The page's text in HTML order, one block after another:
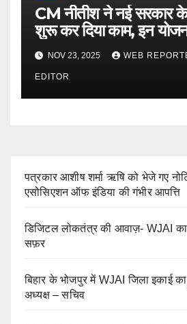
CM नीतीश ने नई सरकार
शुरू कर दिया काम, इन
जायजा
NOV 23, 2025 WEB
EDITOR
पत्रकार आशीष शर्मा ऋषि को भेजे गए
एसोसिएशन ऑफ इंडिया की गंभीर आपत्ति
डिजिटल लोकतंत्र की आवाज़- WJAI का
सफ़र
बिहार के भोजपुर में WJAI जिला इकाई
अध्यक्ष – सचिव